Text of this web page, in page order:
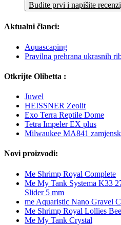
Budite prvi i napišite
Aktualni članci:
Aquascaping
Pravilna prehrana ukrasnih
Otkrijte Olibetta :
Juwel
HEISSNER Zeolit
Exo Terra Reptile Dome
Tetra Impeler EX plus
Milwaukee MA841
Novi proizvodi:
Me Shrimp Royal Complete
Me My Tank Systema K33
Slider 5 mm
me Aquaristic Nano Gravel
Me Shrimp Royal Lollies
Me My Tank Crystal